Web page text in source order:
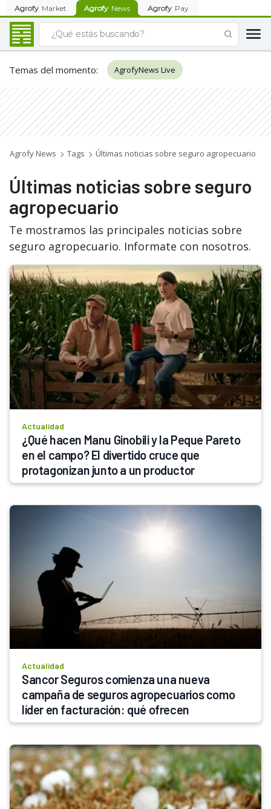
Agrofy Market Agrofy News Agrofy Pay
Temas del momento: AgrofyNews Live
Agrofy News Tags Últimas noticias sobre seguro agropecuario
Últimas noticias sobre seguro
agropecuario
Te mostramos las principales noticias sobre
seguro agropecuario. Informate con nosotros.
Actualidad
¿Qué hacen Manu Ginobili y la Peque Pareto
en el campo? El divertido cruce que
protagonizan junto a un productor
Actualidad
Sancor Seguros comienza una nueva
campaña de seguros agropecuarios como
líder en facturación: qué ofrecen